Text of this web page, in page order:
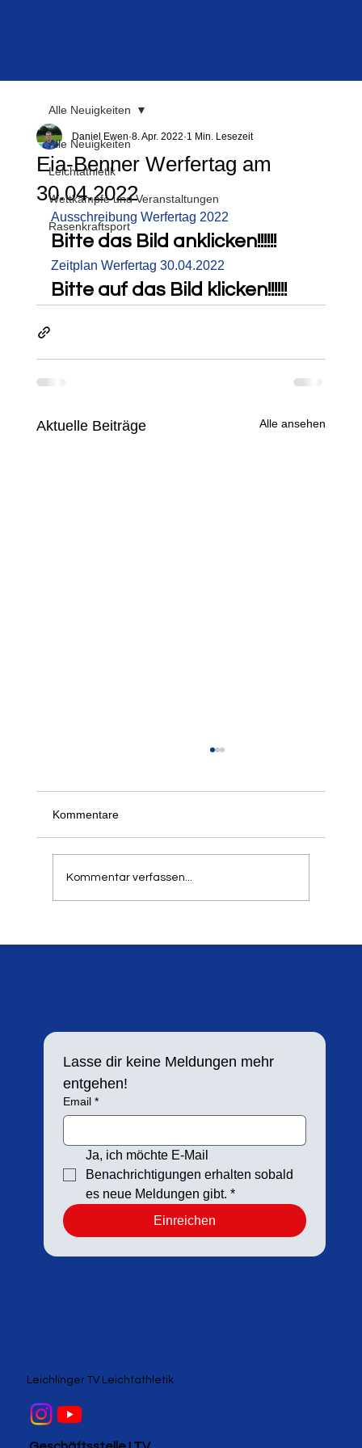
Alle Neuigkeiten
Leichtathletik
Wettkämpfe und Veranstaltungen
Rasenkraftsport
Alle Neuigkeiten
Eia-Benner Werfertag am
30.04.2022
Daniel Ewen 8. Apr. 2022 1 Min. Lesezeit
Ausschreibung Werfertag 2022
Bitte das Bild anklicken!!!!!!
Zeitplan Werfertag 30.04.2022
Bitte auf das Bild klicken!!!!!!
Aktuelle Beiträge Alle ansehen
Schon jetzt freuen wir uns, alle informieren zu
Kommentare
Kommentar verfassen...
Lasse dir keine Meldungen mehr
entgehen!
Email *
Ja, ich möchte E-Mail
Benachrichtigungen erhalten sobald
es neue Meldungen gibt. *
Einreichen
Leichlinger TV Leichtathletik